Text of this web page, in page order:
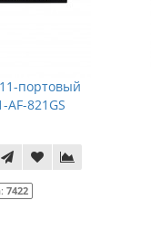
портовый
AF-821GS
7422